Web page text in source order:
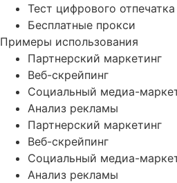
Тест цифрового отпечатка
Бесплатные прокси
Примеры использования
Партнерский маркетинг
Веб-скрейпинг
Социальный медиа-
Анализ рекламы
Партнерский маркетинг
Веб-скрейпинг
Социальный медиа-
Анализ рекламы